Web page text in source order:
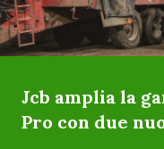
Jcb amplia la
Pro con due